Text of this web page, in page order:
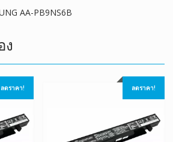
AA-PB9NS6B
ลดราคา! ลดราคา!